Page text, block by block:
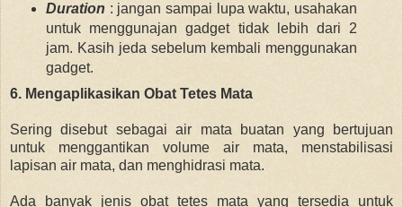
Duration : jangan sampai lupa waktu, usahakan
untuk menggunajan gadget tidak lebih dari 2
jam. Kasih jeda sebelum kembali menggunakan
gadget.
6. Mengaplikasikan Obat Tetes Mata
Sering disebut sebagai air mata buatan yang bertujuan
untuk menggantikan volume air mata, menstabilisasi
lapisan air mata, dan menghidrasi mata.
Ada banyak jenis obat tetes mata yang tersedia untuk